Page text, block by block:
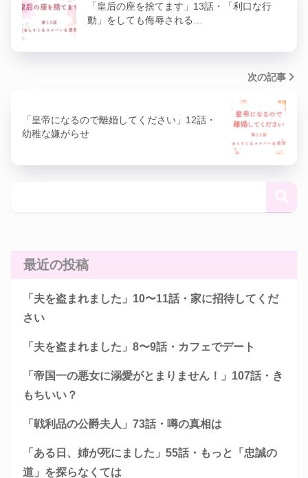
「皇后の座を捨てます」13話・「利口な行
動」をしても侮辱される…
次の記事
「皇帝になるので離婚してください」12話・
幼稚な嫌がらせ
最近の投稿
「夫を盗まれました」10〜11話・家に招待してくだ
さい
「夫を盗まれました」8〜9話・カフェでデート
「帝国一の悪女に溺愛がとまりません！」107話・き
もちいい？
「戦利品の公爵夫人」73話・噂の真相は
「ある日、姉が死にました」55話・もっと「忠誠の
道」を探らなくては